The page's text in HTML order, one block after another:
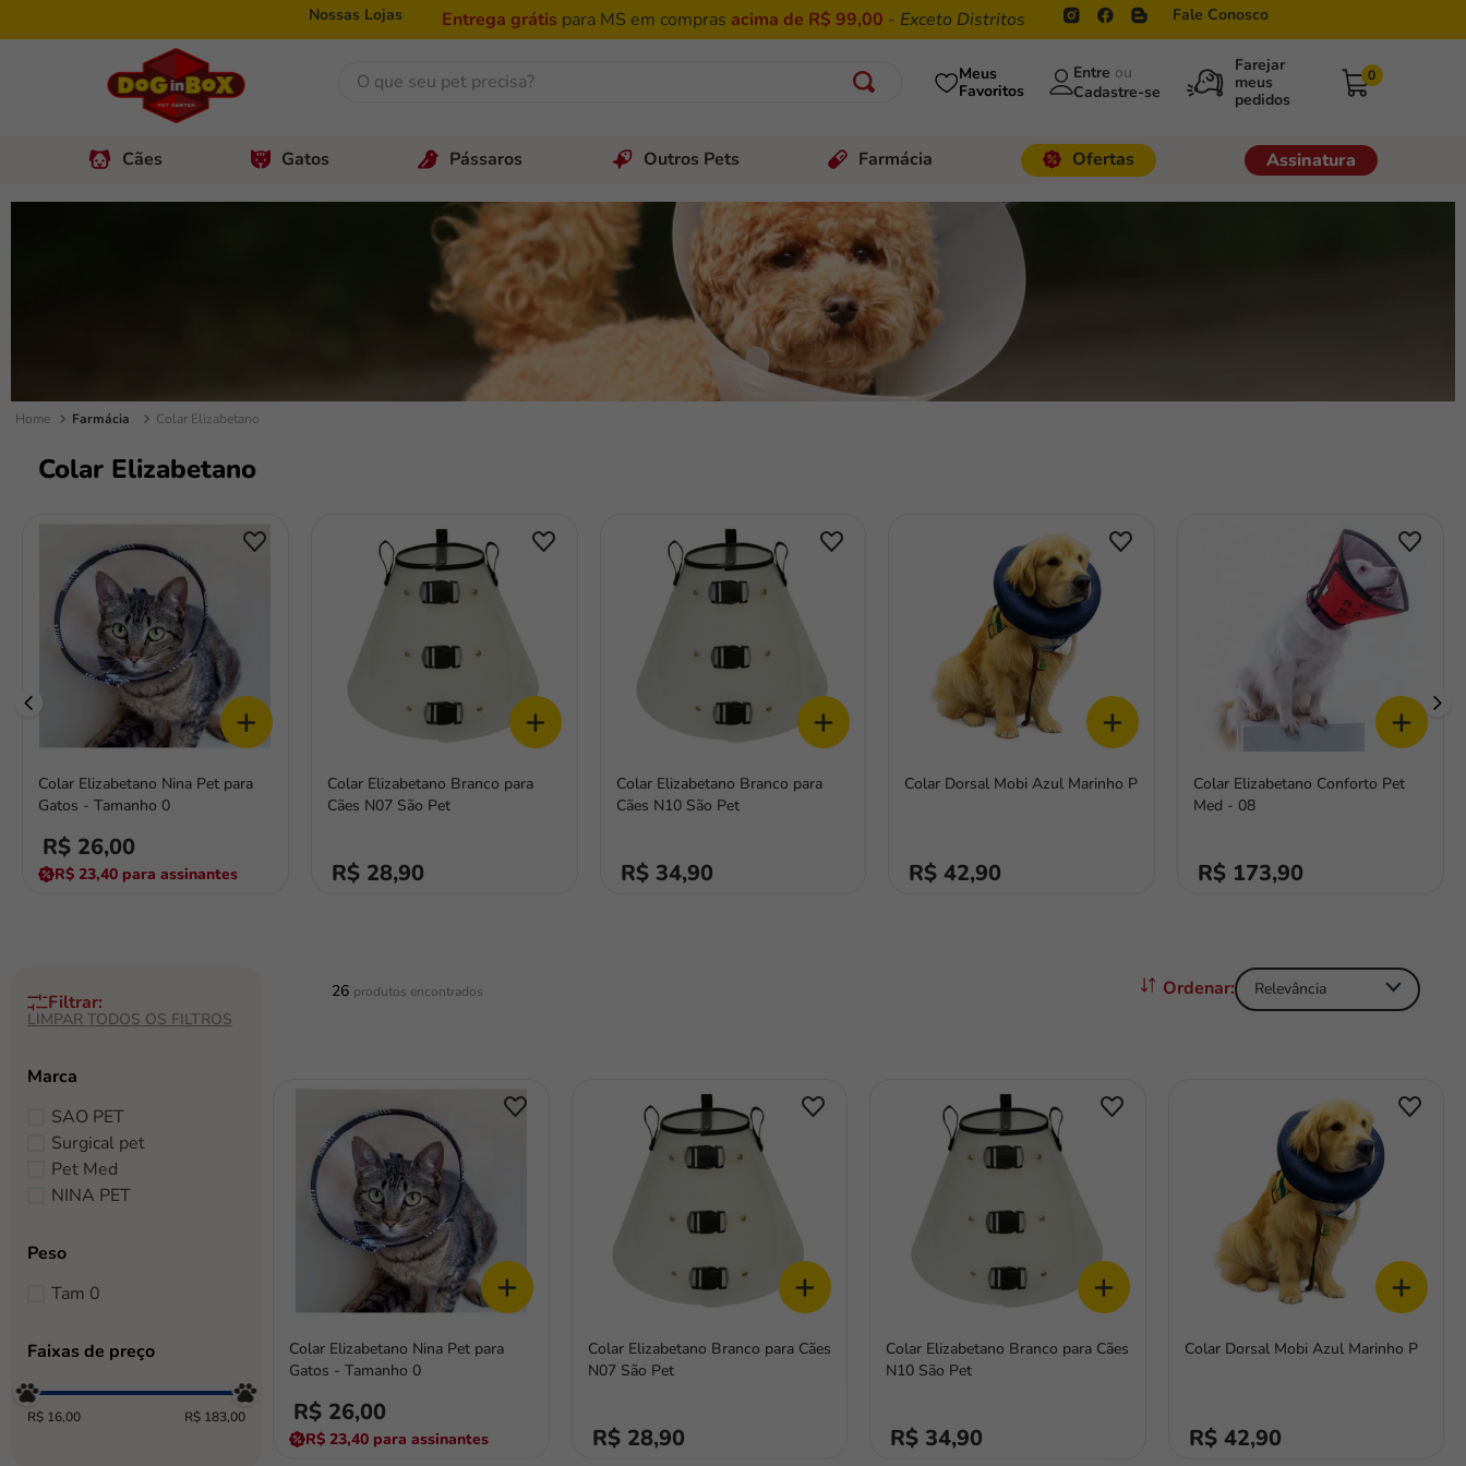
Nossas Lojas Entrega grátis para MS em compras acima de R$ 99,00 - Exceto Distritos Fale Conosco
O que seu pet precisa?
Meus
Favoritos
ou 0
Cães Gatos Pássaros Outros Pets Farmácia Ofertas Assinatura
Farmácia Colar Elizabetano
Colar Elizabetano
+
Colar Elizabetano Nina Pet para
Gatos - Tamanho 0
R$ 26,00
R$ 23,40 para assinantes
+
Colar Elizabetano Branco para
Cães N07 São Pet
R$ 28,90
+
Colar Elizabetano Branco para
Cães N10 São Pet
R$ 34,90
+
Colar Dorsal Mobi Azul Marinho P
R$ 42,90
+
Colar Elizabetano Conforto Pet
Med - 08
R$ 173,90
Marca
SAO PET
Surgical pet
Pet Med
NINA PET
Peso
Tam 0
Faixas de preço
R$ 16,00 R$ 183,00
26 Relevância
+
Colar Elizabetano Nina Pet para
Gatos - Tamanho 0
R$ 26,00
R$ 23,40 para assinantes
+
Colar Elizabetano Branco para Cães
N07 São Pet
R$ 28,90
+
Colar Elizabetano Branco para Cães
N10 São Pet
R$ 34,90
+
Colar Dorsal Mobi Azul Marinho P
R$ 42,90
simparic
ração gato